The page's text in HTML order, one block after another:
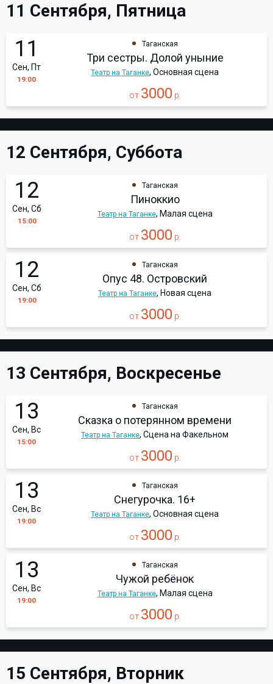
11 Сентября, Пятница
11
Сен, Пт
19:00
Таганская
Три сестры. Долой уныние
Театр на Таганке, Основная сцена
от 3000 р.
12 Сентября, Суббота
12
Сен, Сб
15:00
Таганская
Пиноккио
Театр на Таганке, Малая сцена
от 3000 р.
12
Сен, Сб
19:00
Таганская
Опус 48. Островский
Театр на Таганке, Новая сцена
от 3000 р.
13 Сентября, Воскресенье
13
Сен, Вс
15:00
Таганская
Сказка о потерянном времени
Театр на Таганке, Сцена на Факельном
от 3000 р.
13
Сен, Вс
19:00
Таганская
Снегурочка. 16+
Театр на Таганке, Основная сцена
от 3000 р.
13
Сен, Вс
19:00
Таганская
Чужой ребёнок
Театр на Таганке, Малая сцена
от 3000 р.
15 Сентября, Вторник